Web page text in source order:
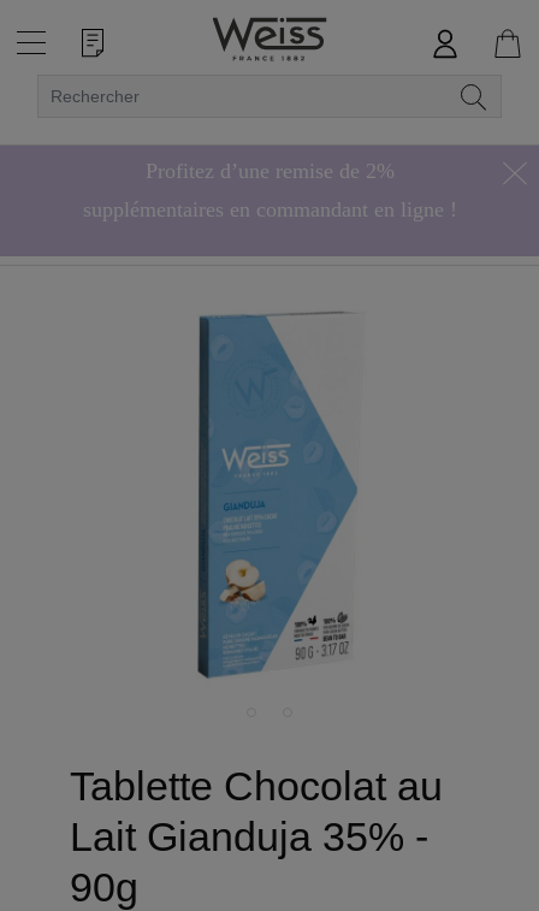
Profitez d’une remise de 2%
supplémentaires en commandant en ligne !
Tablette Chocolat au
Lait Gianduja 35% -
90g